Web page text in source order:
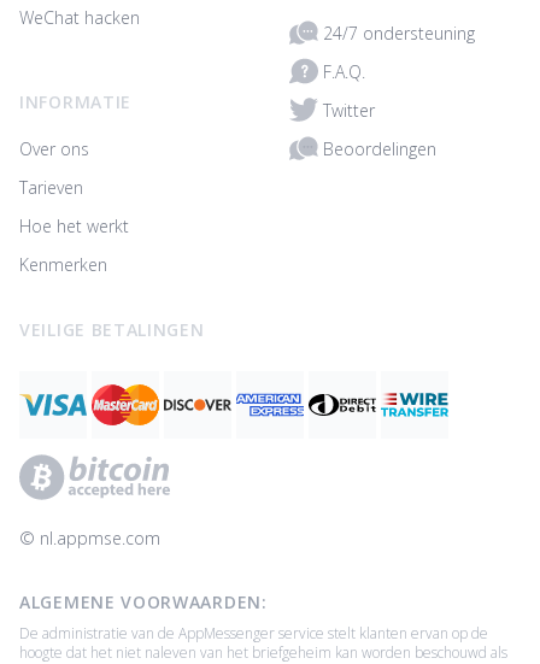
WeChat hacken
INFORMATIE
Over ons
Tarieven
Hoe het werkt
Kenmerken
24/7 ondersteuning
F.A.Q.
Twitter
Beoordelingen
VEILIGE BETALINGEN
© ‌nl.appmse.com
ALGEMENE VOORWAARDEN:
De administratie van de AppMessenger service stelt klanten ervan op de
hoogte dat het niet naleven van het briefgeheim kan worden beschouwd als